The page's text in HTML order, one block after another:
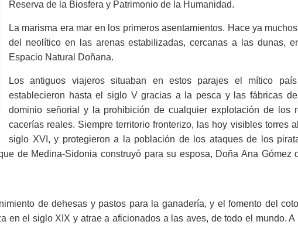
Reserva de la Biosfera y Patrimonio de la Humanidad.
La marisma era mar en los primeros asentamientos. Hace ya
del neolítico en las arenas estabilizadas, cercanas a las dunas,
Espacio Natural Doñana.
Los antiguos viajeros situaban en estos parajes el mítico
establecieron hasta el siglo V gracias a la pesca y las fábricas
dominio señorial y la prohibición de cualquier explotación de los
cacerías reales. Siempre territorio fronterizo, las hoy visibles torres
siglo XVI, y protegieron a la población de los ataques de los
de Medina-Sidonia construyó para su esposa, Doña Ana Gómez
de dehesas y pastos para la ganadería, y el fomento del
en el siglo XIX y atrae a aficionados a las aves, de todo el mundo.